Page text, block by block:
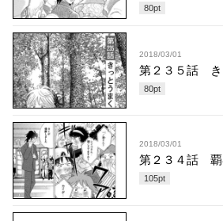
80pt
2018/03/01
第２３５話 き
80pt
2018/03/01
第２３４話 覇
105pt